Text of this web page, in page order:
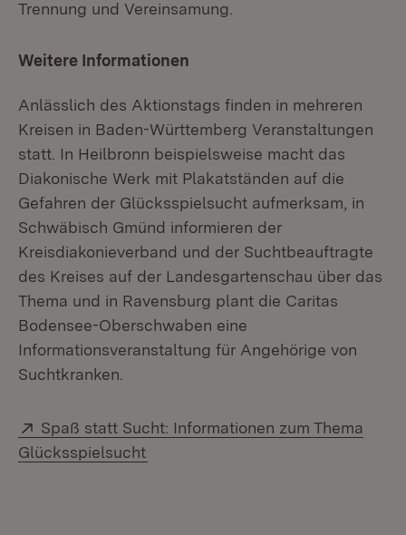
Trennung und Vereinsamung.
Weitere Informationen
Anlässlich des Aktionstags finden in mehreren
Kreisen in Baden-Württemberg Veranstaltungen
statt. In Heilbronn beispielsweise macht das
Diakonische Werk mit Plakatständen auf die
Gefahren der Glücksspielsucht aufmerksam, in
Schwäbisch Gmünd informieren der
Kreisdiakonieverband und der Suchtbeauftragte
des Kreises auf der Landesgartenschau über das
Thema und in Ravensburg plant die Caritas
Bodensee-Oberschwaben eine
Informationsveranstaltung für Angehörige von
Suchtkranken.
Extern:
Spaß statt Sucht: Informationen zum Thema
Glücksspielsucht